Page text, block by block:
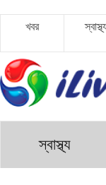
খবর
স্বাস্থ্য